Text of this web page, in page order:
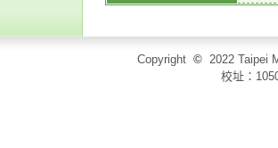
Copyright © 2022 Taipei
校址：